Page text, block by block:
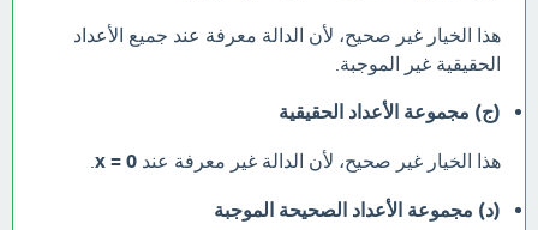
هذا الخيار غير صحيح، لأن الدالة معرفة عند جميع الأعداد
الحقيقية غير الموجبة.
(ج) مجموعة الأعداد الحقيقية
هذا الخيار غير صحيح، لأن الدالة غير معرفة عند x = 0
(د) مجموعة الأعداد الصحيحة الموجبة